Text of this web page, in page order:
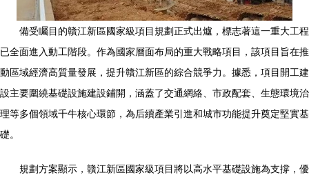
備受矚目的贛江新區國家級項目規劃正式出爐，標志著這一重大工程
已全面進入動工階段。作為國家層面布局的重大戰略項目，該項目旨在推
動區域經濟高質量發展，提升贛江新區的綜合競爭力。據悉，項目開工建
設主要圍繞基礎設施建設鋪開，涵蓋了交通網絡、市政配套、生態環境治
理等多個領域千牛核心環節，為后續產業引進和城市功能提升奠定堅實基
礎。
規劃方案顯示，贛江新區國家級項目將以高水平基礎設施為支撐，優